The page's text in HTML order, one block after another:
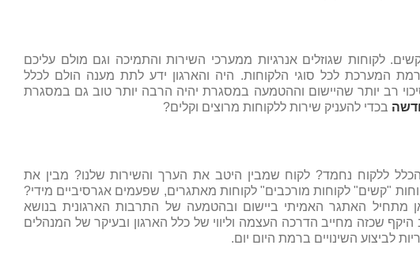
לקוחות שגוזלים אנרגיות ממערכי השירות והתמיכה וגם מולם עליכם
המערכת לכל סוגי הלקוחות. היה והארגון ידע לתת מענה הולם לכלל
רב יותר שהיישום וההטמעה במסגרת יהיה הרבה יותר טוב גם במסגרת
בכדי להעניק שירות ללקוחות מרוצים וקלים?
ללקוח נחמד? לקוח שמבין היטב את הערך והשירות שלנו? מבין את
"קשים" לקוחות מורכבים" לקוחות מאתגרים, שפעמים אגרסיביים מידי?
מתחיל האתגר האמיתי ביישום ובהטמעה של התרבות הארגונית בנושא
שכזה מחייב הדרכה העצמה וליווי של כלל הארגון ובעיקר של המנהלים
לביצוע השינויים ברמת היום יום.